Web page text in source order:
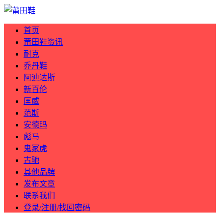
首页
莆田鞋资讯
耐克
乔丹鞋
阿迪达斯
新百伦
匡威
范斯
安德玛
彪马
鬼冢虎
古驰
其他品牌
发布文章
联系我们
登录/注册/找回密码